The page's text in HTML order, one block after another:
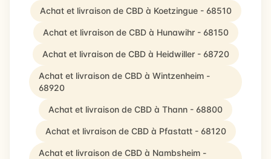
Achat et livraison de CBD à Koetzingue - 68510
Achat et livraison de CBD à Hunawihr - 68150
Achat et livraison de CBD à Heidwiller - 68720
Achat et livraison de CBD à Wintzenheim -
68920
Achat et livraison de CBD à Thann - 68800
Achat et livraison de CBD à Pfastatt - 68120
Achat et livraison de CBD à Nambsheim -